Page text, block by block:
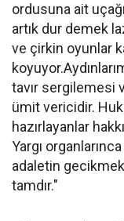
ordusuna ait
artık dur demek
ve çirkin oyunlar
tavır sergilemesi
ümit vericidir.
hazırlayanlar
Yargı
adaletin
tamdır."